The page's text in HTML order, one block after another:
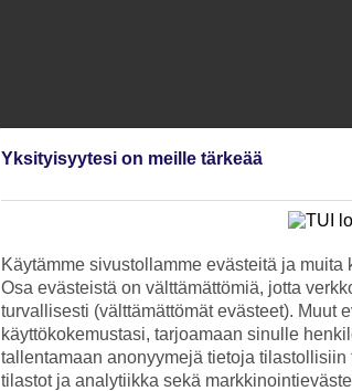
Yksityisyytesi on meille tärkeää
Käytämme sivustollamme evästeitä ja
Osa evästeistä on välttämättömiä, jotta
turvallisesti (välttämättömät evästeet). Muut
käyttökokemustasi, tarjoamaan sinulle
tallentamaan anonyymejä tietoja
tilastot ja analytiikka sekä